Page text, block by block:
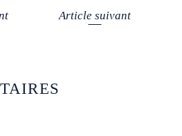
Article suivant